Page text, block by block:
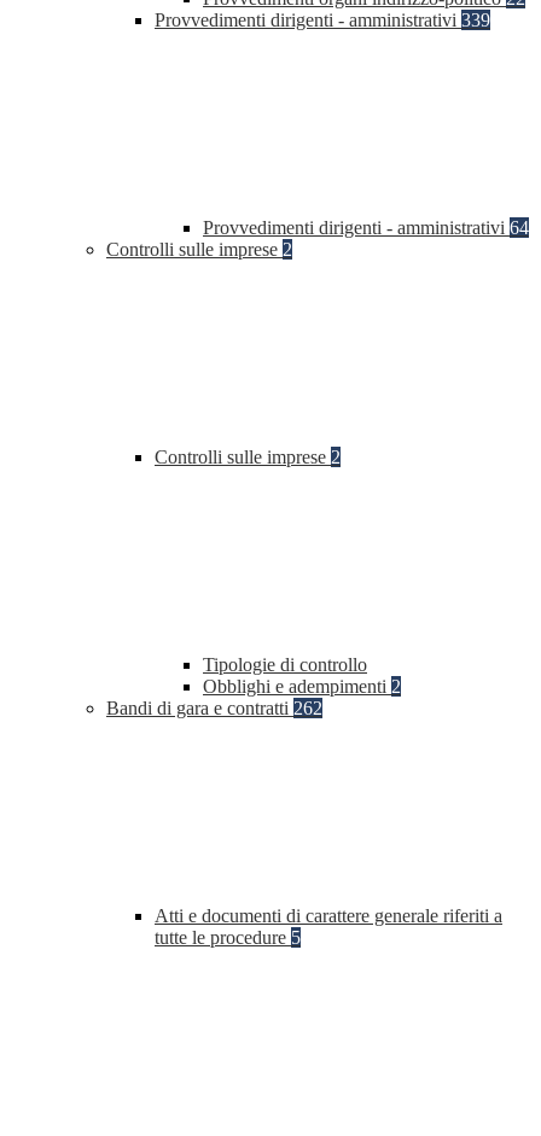
Provvedimenti dirigenti - amministrativi 339
Provvedimenti dirigenti - amministrativi 64
Controlli sulle imprese 2
Controlli sulle imprese 2
Tipologie di controllo
Obblighi e adempimenti 2
Bandi di gara e contratti 262
Atti e documenti di carattere generale riferiti a
tutte le procedure 5